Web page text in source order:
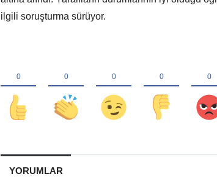
ilgili soruşturma sürüyor.
YORUMLAR